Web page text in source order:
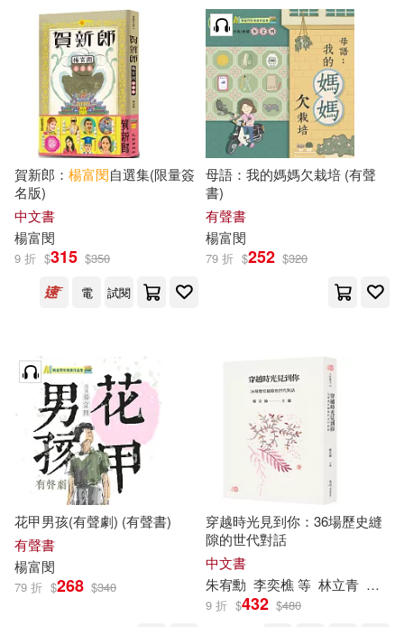
鍾文音(1) 陳幸蕙(1)
陳銘磻(1)
馬翊航(1) 黃碧端(1)
黃秋芳(1) 齊邦媛(1)
賀新郎： 楊富閔自選集(限量簽
名版)
中文書
楊富閔
9 折 $315 $350
電
試閱
母語：我的媽媽欠栽培 (有聲
書)
有聲書
楊富閔
79 折 $252 $320
花甲男孩(有聲劇) (有聲書)
有聲書
楊富閔
79 折 $268 $340
穿越時光見到你：36場歷史縫
隙的世代對話
中文書
朱宥勳 李奕樵 等 林立青 楊富
9 折 $432 $480